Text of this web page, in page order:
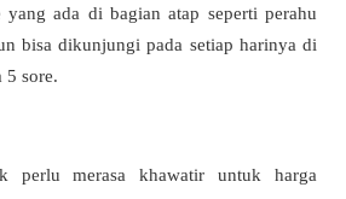
yang ada di bagian atap seperti perahu
bisa dikunjungi pada setiap harinya di
5 sore.
perlu merasa khawatir untuk harga